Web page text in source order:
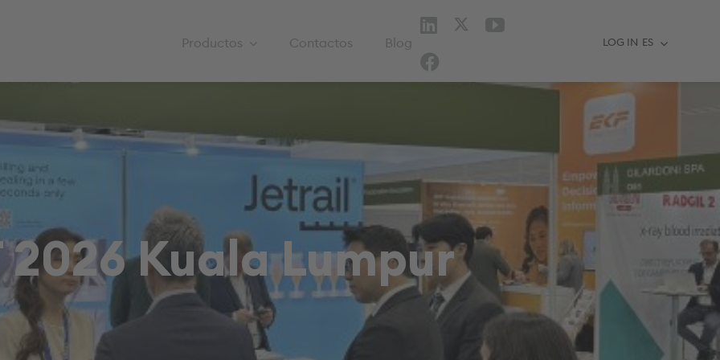
Productos Contactos Blog
LinkedIn
TwitterYouTube
LOG IN ES
2026 Kuala Lumpur